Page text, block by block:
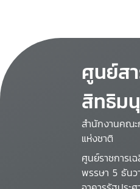
ศูนย์ส
สิทธิม
สำนักงานคณ
แห่งชาติ
ศูนย์ราชการเ
พรรษา 5 ธัน